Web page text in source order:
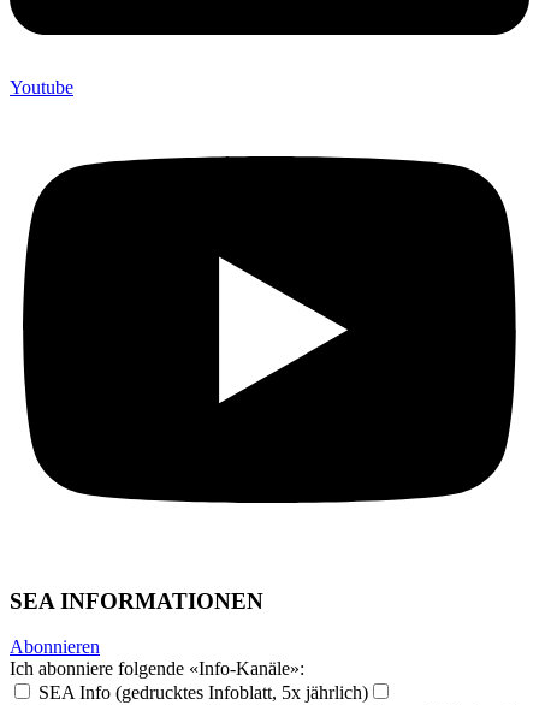
Youtube
SEA INFORMATIONEN
Abonnieren
Ich abonniere folgende «Info-Kanäle»:
SEA Info (gedrucktes Infoblatt, 5x jährlich)